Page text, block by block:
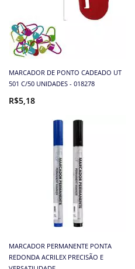
MARCADOR DE PONTO CADEADO UT
501 C/50 UNIDADES - 018278
R$5,18
MARCADOR PERMANENTE PONTA
REDONDA ACRILEX PRECISÃO E